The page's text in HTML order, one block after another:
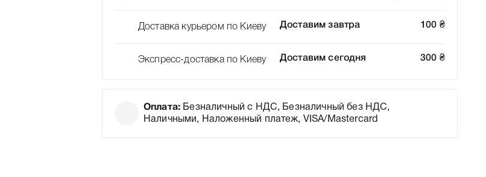
Доставка курьером по Киеву Доставим завтра 100 ₴
Экспресс-доставка по Киеву Доставим сегодня 300 ₴
Оплата: Безналичный с НДС, Безналичный без НДС,
Наличными, Наложенный платеж, VISA/Mastercard